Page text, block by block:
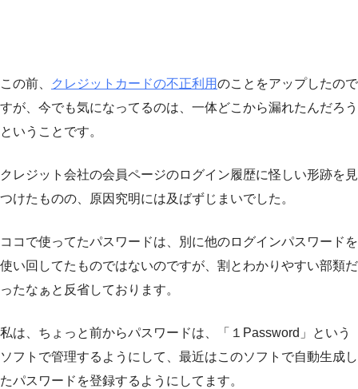
この前、 クレジットカードの不正利用のことをアップしたので
すが、今でも気になってるのは、一体どこから漏れたんだろう
ということです。
クレジット会社の会員ページのログイン履歴に怪しい形跡を見
つけたものの、原因究明には及ばずじまいでした。
ココで使ってたパスワードは、別に他のログインパスワードを
使い回してたものではないのですが、割とわかりやすい部類だ
ったなぁと反省しております。
私は、ちょっと前からパスワードは、「１Password」という
ソフトで管理するようにして、最近はこのソフトで自動生成し
たパスワードを登録するようにしてます。